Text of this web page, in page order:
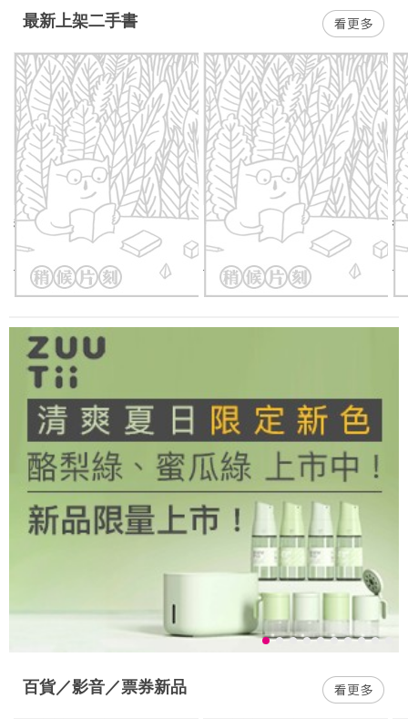
最新上架二手書
我真的不想和你待在這裡
二手價：54折316元
【四年愛班校園日記2】我的
麻吉是女生
二手價：62折216元
誤
百貨／影音／票券新品